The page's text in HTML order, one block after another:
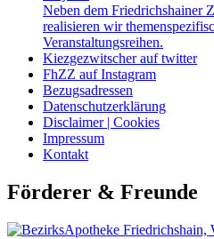
Neben dem Friedrichshainer
realisieren wir
Veranstaltungsreihen.
Kiezgezwitscher auf twitter
FhZZ auf Instagram
Bezugsadressen
Datenschutzerklärung
Disclaimer | Cookies
Impressum
Kontakt
Förderer & Freunde